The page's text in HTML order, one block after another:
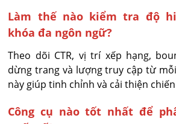
Làm thế nào kiểm tra độ
khóa đa ngôn ngữ?
Theo dõi CTR, vị trí xếp hạng,
dừng trang và lượng truy cập từ
này giúp tinh chỉnh và cải thiện
Công cụ nào tốt nhất để